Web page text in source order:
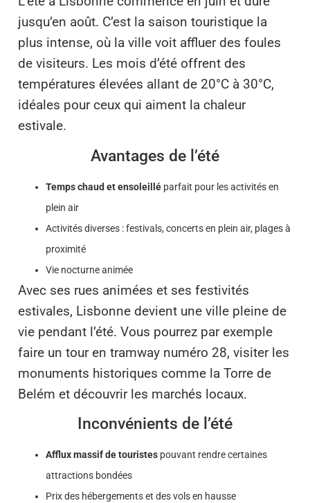
jusqu’en août. C’est la saison touristique la
plus intense, où la ville voit affluer des foules
de visiteurs. Les mois d’été offrent des
températures élevées allant de 20°C à 30°C,
idéales pour ceux qui aiment la chaleur
estivale.
Avantages de l’été
Temps chaud et ensoleillé parfait pour les activités en
plein air
Activités diverses : festivals, concerts en plein air, plages à
proximité
Vie nocturne animée
Avec ses rues animées et ses festivités
estivales, Lisbonne devient une ville pleine de
vie pendant l’été. Vous pourrez par exemple
faire un tour en tramway numéro 28, visiter les
monuments historiques comme la Torre de
Belém et découvrir les marchés locaux.
Inconvénients de l’été
Afflux massif de touristes pouvant rendre certaines
attractions bondées
Prix des hébergements et des vols en hausse